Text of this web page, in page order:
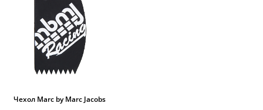
Чехол Marc by Marc Jacobs